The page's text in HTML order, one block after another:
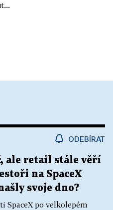
ODEBÍRAT
ale retail stále věří
na SpaceX
svoje dno?
SpaceX po velkolepém